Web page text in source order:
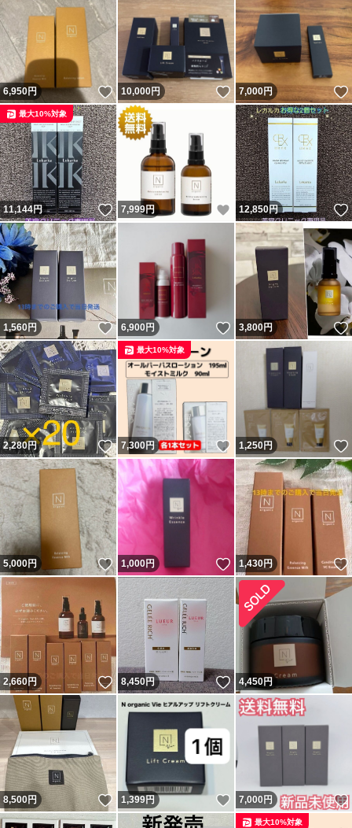
6,950円 いいね！
10,000円 いいね！
7,000円
11,144円 いいね！
最大10%対象
7,999円 いいね！
12,850円
1,560円 いいね！
6,900円 いいね！
3,800円
2,280円 いいね！
7,300円 いいね！
最大10%対象
1,250円
5,000円 いいね！
1,000円 いいね！
1,430円
2,660円 いいね！
8,450円 いいね！
4,450円
8,500円 いいね！
1,399円 いいね！
7,000 円
最大10%対象